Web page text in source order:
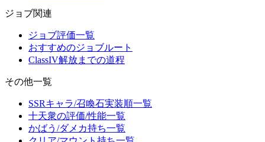
ジョブ関連
ジョブ評価一覧
おすすめのジョブルート
ClassIV解放までの道程
その他一覧
SSRキャラ/召喚石実装順一覧
十天衆の評価/性能一覧
かばう/ダメカ持ち一覧